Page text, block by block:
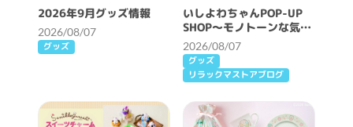
2026年9月グッズ情報
2026/08/07
グッズ
いしよわちゃんPOP-UP
SHOP～モノトーンな気分
～開催決定！
2026/08/07
グッズ
リラックマストアブログ